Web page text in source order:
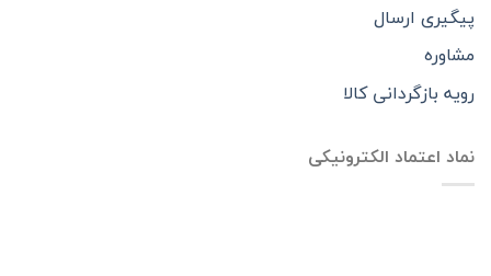
پیگیری ارسال
مشاوره
رویه بازگردانی کالا
نماد اعتماد الکترونیکی